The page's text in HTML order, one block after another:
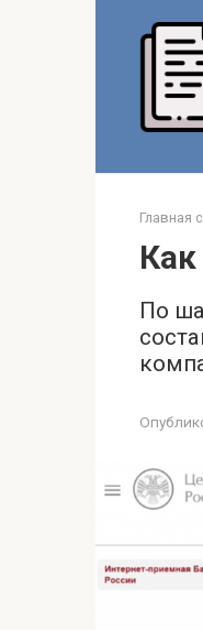
Главная
По